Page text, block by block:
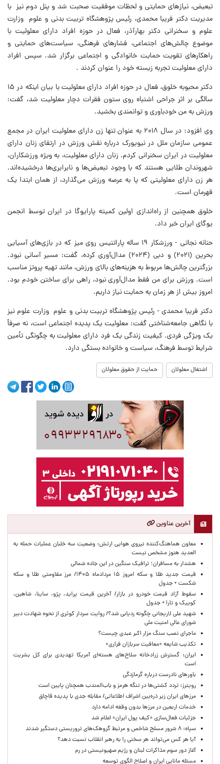
تبعیض، نیازهای حمایتی و لحظات موفقیت صحبت شد و پنل دوم نیز با
مدیریت دکتر فریبا محمدی، رئیس پژوهشگاه تربیت بدنی و علوم وزارت
علوم و سخنرانی دکتر بهارآذر، فعال در حوزه افراد دارای معلولیت با
موضوع چالش‌های اجتماعی، فشارهای فرهنگی، سیاست‌های حمایتی و
راهکارهای تقویت حمایت خانوادگی و اجتماعی برگزار شد. سپس افراد
دارای معلولیت تجربه زیسته خود را عنوان کردند .
دکتر محبوبه خلوق، فعال در حوزه افراد دارای معلولیت با بیان اینکه در ۱۵
سالگی بر اثر جراحی اشتباه روی ستون فقرات دچار معلولیت شد، گفت:
ورزش به من خودباوری و توانمندی بخشید.
وی افزود: در سال ۲۰۱۸ به عنوان تنها زن دارای معلولیت ایران در مجمع
عمومی سازمان ملل در نیویورک درباره نقش ورزش در ارتقای زنان دارای
معلولیت در ایران سخنرانی کردم. زنان دارای معلولیت، به‌ ویژه ورزشکاران،
شهروندان طلایی هستند که با وجود تبعیض‌ها و نابرابری‌ها درخشیده‌اند.
هر زن دارای معلولیتی که پا به عرصه ورزش می‌گذارد، از همان ابتدا یک
قهرمان است.
خلوق همچنین از راه‌اندازی اولین کمیته پارایوگا در ایران توسط انجمن
یوگای ایران خبر داد.
حنانه نجاتی - ورزشکار ۱۹ ساله پاراتنیس روی میز که در بازی‌های آسیایی
بحرین (۲۰۲۱) و دبی (۲۰۲۴) مدال‌آوری کرده، گفت: مسیر آسانی نبود.
بزرگترین چالش‌ها مربوط به هزینه‌های بالای ورزش، مانند تهیه پروتز مناسب
است. ورزش برای من فقط مدال‌آوری نبود، راهی برای ساختن خودم بود.
امروز بیش از هر زمان به حمایت نیاز داریم.
دکتر فریبا محمدی - رئیس پژوهشگاه تربیت بدنی و علوم وزارت علوم نیز
با نگاهی جامعه‌شناختی گفت: معلولیت یک پدیده اجتماعی است، نه صرفاً
یک ویژگی فردی. کیفیت زندگی یک فرد دارای معلولیت به چگونگی تأمین
شرایط توسط فرهنگ، سیاست و خانواده بستگی دارد.
اشتغال معلولان حمایت از حقوق معلولان
آخرین عناوین
معاون هماهنگ‌کننده نیروی هوایی ارتش: وضعیت سه خلبان عملیات حمله به
العدید هنوز مشخص نیست
هشدار به مسافران؛ ترافیک سنگین در این جاده شمالی
قیمت جدید طلا و سکه امروز ۱۵ مردادماه ۱۴۰۵/ مرز مقاومتی طلا و سکه
شکست + جدول
سقوط آزاد قیمت خودرو در بازار/ آخرین قیمت پراید، پژو، ساینا، شاهین،
کوییک و تارا + جدول
شهید علی لاریجانی چگونه ردیابی شد؟/ روایت سردار کوثری از نحوه شهادت دبیر
شورای عالی امنیت ملی
ماجرای نصب سنگ مزار اکبر عبدی چیست؟
تکذیب شایعه «معافیت سربازان فراری»
ایران: گسترش زرادخانه سلاح‌های هسته‌ای آمریکا تهدیدی برای کل بشریت
است
باورهای نادرست درباره گرمازدگی
رویترز: تردد کشتی‌ها در تنگه هرمز و باب‌المندب همچنان پایین است
مرزهای ایران زیر ذره‌بین اشراف اطلاعاتی/ مقابله جدی با پدیده قاچاق
خدمات اربعین در مرزها بدون وقفه ادامه دارد
جزئیات فعال‌سازی «کیف پول ایران» اعلام شد
سپاه: ۸ شرور مسلح شاخص و مرتبط گروهک‌های تروریستی دستگیر شدند
آیا هر کس می‌تواند هر سخنی را به رهبر انقلاب نسبت دهد؟
آغاز دور سوم مذاکرات لبنان و رژیم صهیونیستی در رم
مسئله مانایی ایران و اصلاح الگوی توسعه